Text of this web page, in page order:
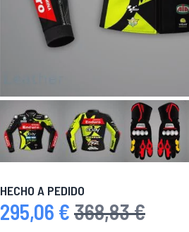
HECHO A PEDIDO
Precio especial
295,06 € Precio habitual
368,83 €